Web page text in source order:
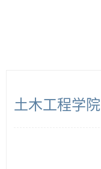
土木工程学院